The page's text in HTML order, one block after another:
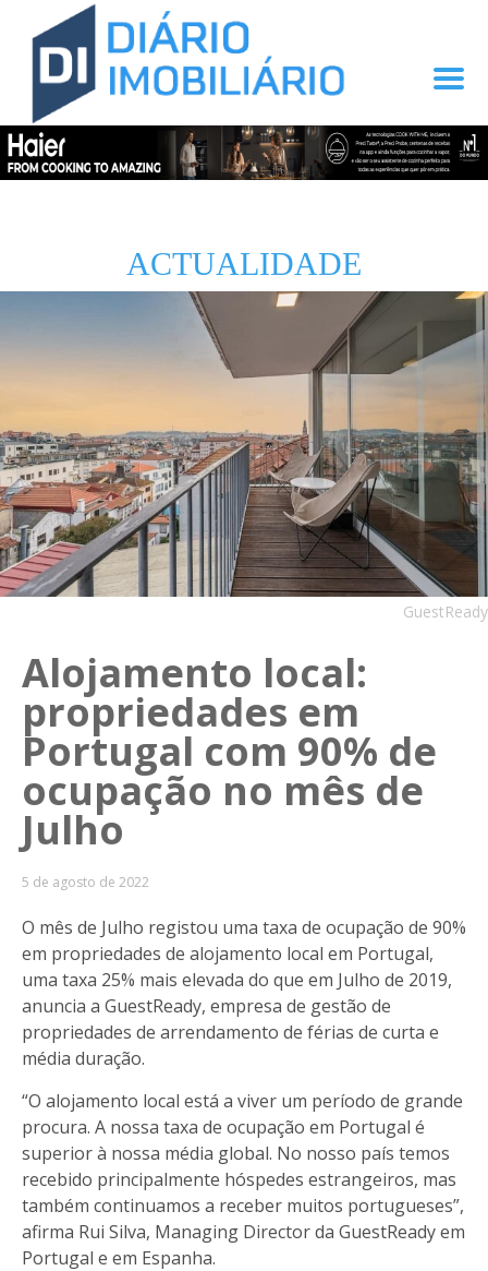
ACTUALIDADE
GuestReady
Alojamento local:
propriedades em
Portugal com 90% de
ocupação no mês de
Julho
5 de agosto de 2022
O mês de Julho registou uma taxa de ocupação de 90%
em propriedades de alojamento local em Portugal,
uma taxa 25% mais elevada do que em Julho de 2019,
anuncia a GuestReady, empresa de gestão de
propriedades de arrendamento de férias de curta e
média duração.
“O alojamento local está a viver um período de grande
procura. A nossa taxa de ocupação em Portugal é
superior à nossa média global. No nosso país temos
recebido principalmente hóspedes estrangeiros, mas
também continuamos a receber muitos portugueses”,
afirma Rui Silva, Managing Director da GuestReady em
Portugal e em Espanha.